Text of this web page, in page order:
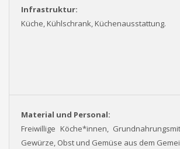
Infrastruktur:
Küche, Kühlschrank, Küchenausstattung.
Material und Personal:
Freiwillige Köche*innen,
Gewürze, Obst und Gemüse aus dem